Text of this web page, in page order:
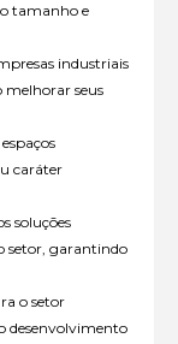
tamanho e
industriais
melhorar seus
caráter
soluções
setor, garantindo
o setor
desenvolvimento